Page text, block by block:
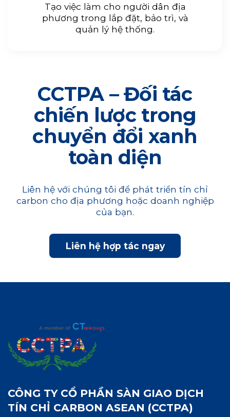
Tạo việc làm cho người dân địa
phương trong lắp đặt, bảo trì, và
quản lý hệ thống.
CCTPA – Đối tác
chiến lược trong
chuyển đổi xanh
toàn diện
Liên hệ với chúng tôi để phát triển tín chỉ
carbon cho địa phương hoặc doanh nghiệp
của bạn.
Liên hệ hợp tác ngay
CÔNG TY CỔ PHẦN SÀN GIAO DỊCH
TÍN CHỈ CARBON ASEAN (CCTPA)